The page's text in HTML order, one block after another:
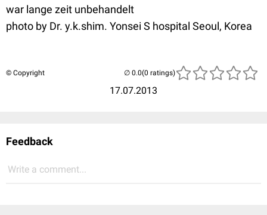
war lange zeit unbehandelt
photo by Dr. y.k.shim. Yonsei S hospital Seoul, Korea
© Copyright
17.07.2013
(0 ratings)
Feedback
Write a comment...